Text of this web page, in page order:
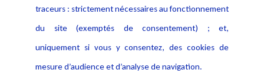
Déclaration d'accessibilité
Notice Légale
Politique de protection des
données
Publications
traceurs : strictement nécessaires au fonctionnement
du site (exemptés de consentement) ; et,
uniquement si vous y consentez, des cookies de
mesure d’audience et d’analyse de navigation.